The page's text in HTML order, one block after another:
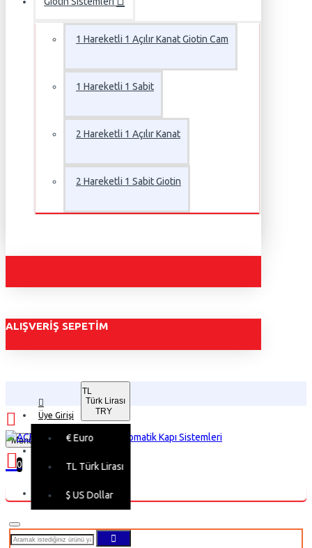
1 Hareketli 1 Açılır Kanat Giotin Cam
1 Hareketli 1 Sabit
2 Hareketli 1 Açılır Kanat
2 Hareketli 1 Sabit Giotin
ALIŞVERIŞ SEPETIM
Üye Girişi
TL
Türk Lirası
TRY
€Euro
TL Türk Lirası
$ US Dollar
Menu
0
Alışveriş sepetiniz boş!